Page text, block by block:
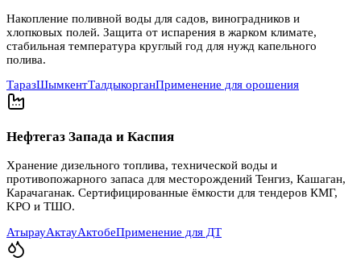
Накопление поливной воды для садов, виноградников и
хлопковых полей. Защита от испарения в жарком климате,
стабильная температура круглый год для нужд капельного
полива.
ТаразШымкентТалдыкорганПрименение для орошения
Нефтегаз Запада и Каспия
Хранение дизельного топлива, технической воды и
противопожарного запаса для месторождений Тенгиз, Кашаган,
Карачаганак. Сертифицированные ёмкости для тендеров КМГ,
KPO и ТШО.
АтырауАктауАктобеПрименение для ДТ